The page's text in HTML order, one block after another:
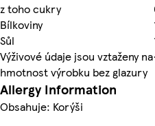
z toho cukry
Bílkoviny
Sůl
Výživové údaje jsou vztaženy na
hmotnost výrobku bez glazury
Allergy Information
Obsahuje: Korýši